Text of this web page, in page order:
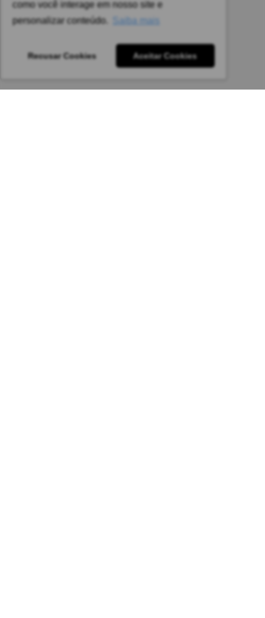
como você interage em nosso site e
personalizar conteúdo.
Saiba mais
Recusar Cookies Aceitar Cookies
Pedido mínimo: R$ 1.650,00 para todas as regiões.
Imagens meramente ilustrativas.